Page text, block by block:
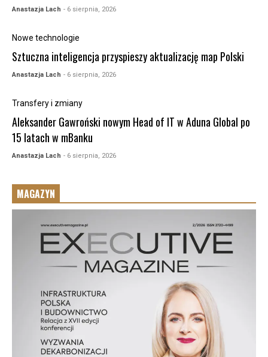
Anastazja Lach - 6 sierpnia, 2026
Nowe technologie
Sztuczna inteligencja przyspieszy aktualizację map Polski
Anastazja Lach - 6 sierpnia, 2026
Transfery i zmiany
Aleksander Gawroński nowym Head of IT w Aduna Global po
15 latach w mBanku
Anastazja Lach - 6 sierpnia, 2026
MAGAZYN